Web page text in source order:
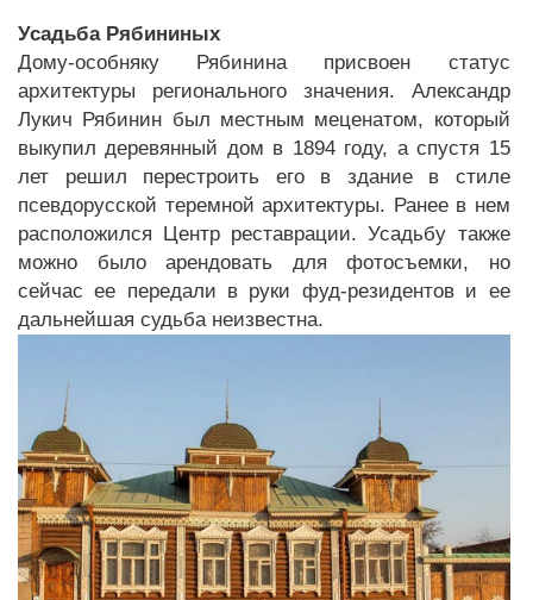
Усадьба Рябининых
Дому-особняку Рябинина присвоен статус
архитектуры регионального значения. Александр
Лукич Рябинин был местным меценатом, который
выкупил деревянный дом в 1894 году, а спустя 15
лет решил перестроить его в здание в стиле
псевдорусской теремной архитектуры. Ранее в нем
расположился Центр реставрации. Усадьбу также
можно было арендовать для фотосъемки, но
сейчас ее передали в руки фуд-резидентов и ее
дальнейшая судьба неизвестна.